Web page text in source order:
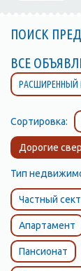
ПОИСК
ВСЕ
РАСШИРЕННЫЙ
Сортировка:
Дорогие
Тип
Частный
Апартамент
Пансионат